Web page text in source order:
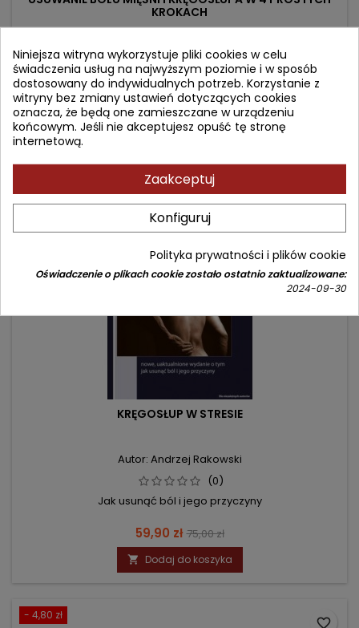
KROKACH
(0)
Samodzielna terapia punktów spustowych w praktyce
Cena
54,90 złCena
podstawowa
84,00 zł
- 15,10 zł
KRĘGOSŁUP W STRESIE
Autor: Andrzej Rakowski
(0)
Jak usunąć ból i jego przyczyny
Cena
59,90 zł Cena
podstawowa
75,00 zł
 Dodaj do koszyka
favorite_border
- 4,80 zł
favorite_border
Niniejsza witryna wykorzystuje pliki cookies w celu
świadczenia usług na najwyższym poziomie i w sposób
dostosowany do indywidualnych potrzeb. Korzystanie z
witryny bez zmiany ustawień dotyczących cookies
oznacza, że będą one zamieszczane w urządzeniu
końcowym. Jeśli nie akceptujesz opuść tę stronę
internetową.
Zaakceptuj
Konfiguruj
Polityka prywatności i plików cookie
Oświadczenie o plikach cookie zostało ostatnio zaktualizowane:
2024-09-30